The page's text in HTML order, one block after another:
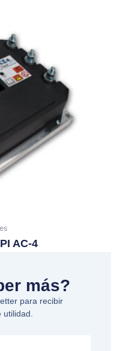
AC-4
más?
para recibir
utilidad.